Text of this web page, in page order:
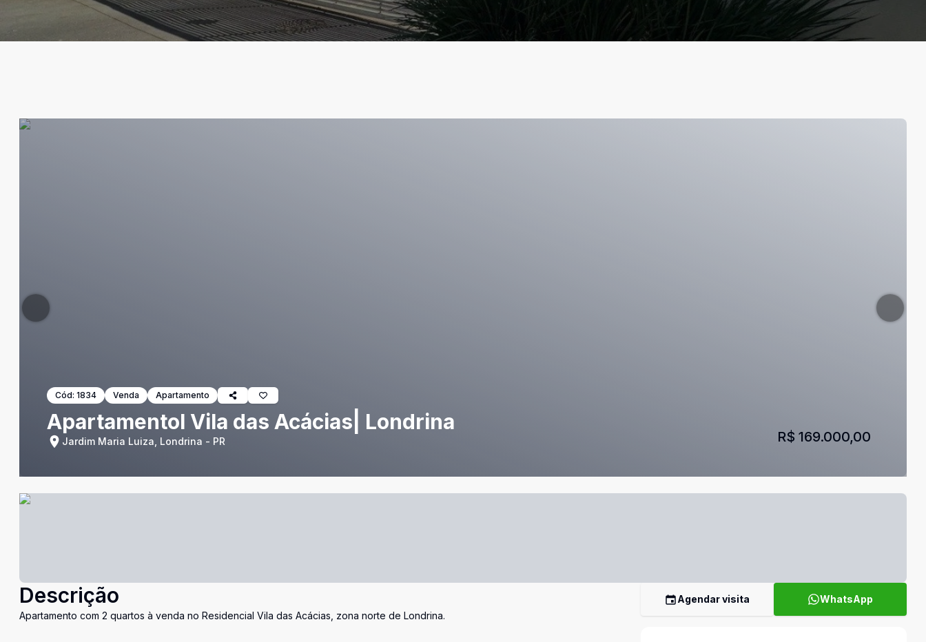
Cód: 1834 Venda Apartamento
Apartamentol Vila das Acácias| Londrina
Jardim Maria Luiza, Londrina - PR R$ 169.000,00
Descrição
Apartamento com 2 quartos à venda no Residencial Vila das Acácias, zona norte de Londrina.
Agendar visita WhatsApp